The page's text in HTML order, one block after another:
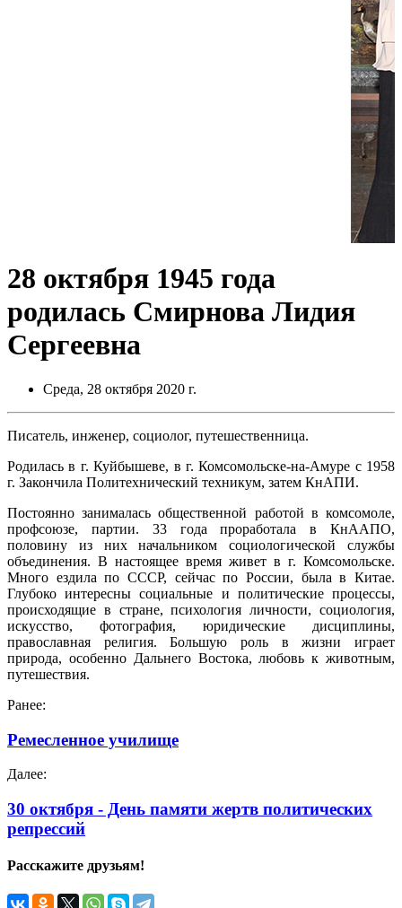
28 октября 1945 года
родилась Смирнова Лидия
Сергеевна
Среда, 28 октября 2020 г.
Писатель, инженер, социолог, путешественница.
Родилась в г. Куйбышеве, в г. Комсомольске-на-Амуре с 1958
г. Закончила Политехнический техникум, затем КнАПИ.
Постоянно занималась общественной работой в комсомоле,
профсоюзе, партии. 33 года проработала в КнААПО,
половину из них начальником социологической службы
объединения. В настоящее время живет в г. Комсомольске.
Много ездила по СССР, сейчас по России, была в Китае.
Глубоко интересны социальные и политические процессы,
происходящие в стране, психология личности, социология,
искусство, фотография, юридические дисциплины,
православная религия. Большую роль в жизни играет
природа, особенно Дальнего Востока, любовь к животным,
путешествия.
Ранее:
Ремесленное училище
Далее:
30 октября - День памяти жертв политических
репрессий
Расскажите друзьям!